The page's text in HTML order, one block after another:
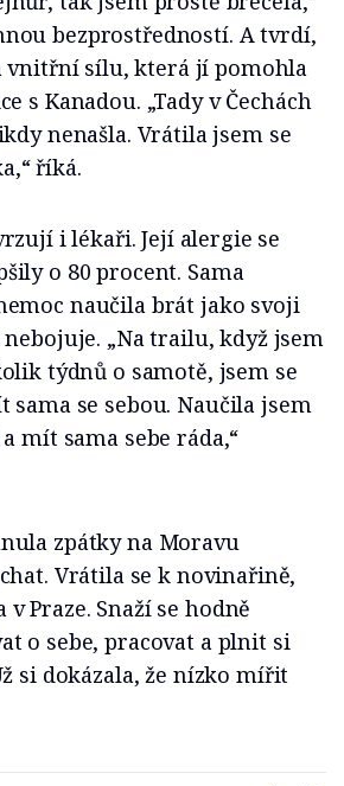
bezprostředností. A tvrdí,
vnitřní sílu, která jí pomohla
s Kanadou. „Tady v Čechách
nenašla. Vrátila jsem se
říká.
i lékaři. Její alergie se
o 80 procent. Sama
naučila brát jako svoji
nebojuje. „Na trailu, když jsem
týdnů o samotě, jsem se
sama se sebou. Naučila jsem
mít sama sebe ráda,“
zpátky na Moravu
Vrátila se k novinařině,
Praze. Snaží se hodně
o sebe, pracovat a plnit si
si dokázala, že nízko mířit